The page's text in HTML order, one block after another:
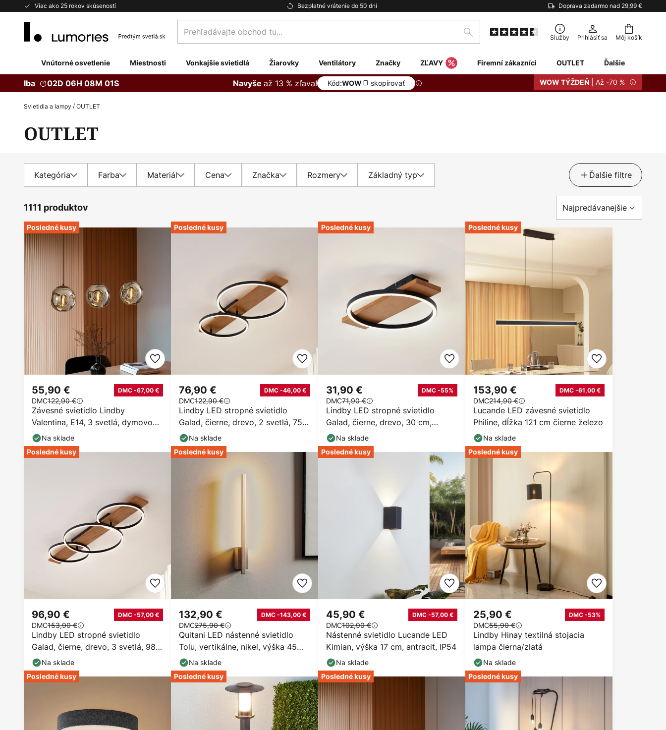
Viac ako 25 rokov skúseností Bezplatné vrátenie do 50 dní Doprava zadarmo nad 29,99 €
Skip
Môj košík
Prehľadávajte
obchod
Hľadať Služby Prihlásiť sa
Vnútorné osvetlenie Miestnosti Vonkajšie svietidlá Žiarovky Ventilátory Značky ZĽAVY Firemní zákazníci OUTLET Ďalšie
Iba 02D 06H 08M 00S Navyše až 13 % zľava! Kód:WOW skopírovať WOW TÝŽDEŇ | Až -70 %
Svietidla a lampy OUTLET
OUTLET
Kategória Farba Materiál Cena Značka Rozmery Základný typ Ďalšie filtre
1111 produktov
Posledné kusy
Závesné svietidlo Lindby
Valentina, E14, 3 svetlá, dymovo
sivá, sklo
55,90 € DMC -67,00 €
DMC122,90 €
Na sklade
Posledné kusy
Lindby LED stropné svietidlo
Galad, čierne, drevo, 2 svetlá, 75
cm
76,90 € DMC -46,00 €
DMC122,90 €
Na sklade
Posledné kusy
Lindby LED stropné svietidlo
Galad, čierne, drevo, 30 cm,
stmievateľné
31,90 € DMC -55%
DMC71,90 €
Na sklade
Posledné kusy
Lucande LED závesné svietidlo
Philine, dĺžka 121 cm čierne železo
153,90 € DMC -61,00 €
DMC214,90 €
Na sklade
Posledné kusy
Lindby LED stropné svietidlo
Galad, čierne, drevo, 3 svetlá, 98
cm
96,90 € DMC -57,00 €
DMC153,90 €
Na sklade
Posledné kusy
Quitani LED nástenné svietidlo
Tolu, vertikálne, nikel, výška 45
cm
132,90 € DMC -143,00 €
DMC275,90 €
Na sklade
Posledné kusy
Nástenné svietidlo Lucande LED
Kimian, výška 17 cm, antracit, IP54
45,90 € DMC -57,00 €
DMC102,90 €
Na sklade
Posledné kusy
Lindby Hinay textilná stojacia
lampa čierna/zlatá
25,90 € DMC -53%
DMC55,90 €
Na sklade
Posledné kusy Posledné kusy Posledné kusy Posledné kusy